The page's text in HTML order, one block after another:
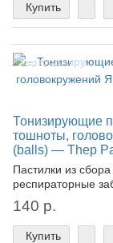
Купить
Лидер продаж!
Тонизирующие
тошноты,
(balls) — Thep
Пастилки из
респираторные
140 р.
Купить